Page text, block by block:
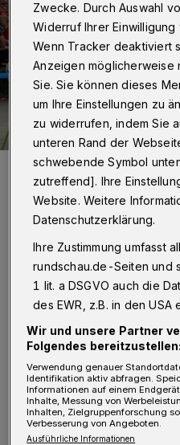
Szene vom Sommerfest der
Foto: Christoph Petersen
N im Alter von vier
sich mit Themen wie
Industrierobotik oder
elektromagnetischen
auseinandersetzen.
den
Zwecke. Durch Auswahl
Widerruf Ihrer
Wenn Tracker deaktiviert
Anzeigen möglicherweise
Sie. Sie können dieses
um Ihre Einstellungen zu
zu widerrufen, indem Sie
unteren Rand der
schwebende Symbol
zutreffend]. Ihre
Website. Weitere
Datenschutzerklärung.
Ihre Zustimmung umfasst
rundschau.de-Seiten und
1 lit. a DSGVO auch die
des EWR, z.B. in den USA
Wir und unsere Partner
Folgendes bereitzustellen:
Verwendung genauer
Identifikation aktiv abfragen.
Informationen auf einem
Inhalte, Messung von
Inhalten, Zielgruppenforschung
Verbesserung von Angeboten.
Ausführliche Informationen